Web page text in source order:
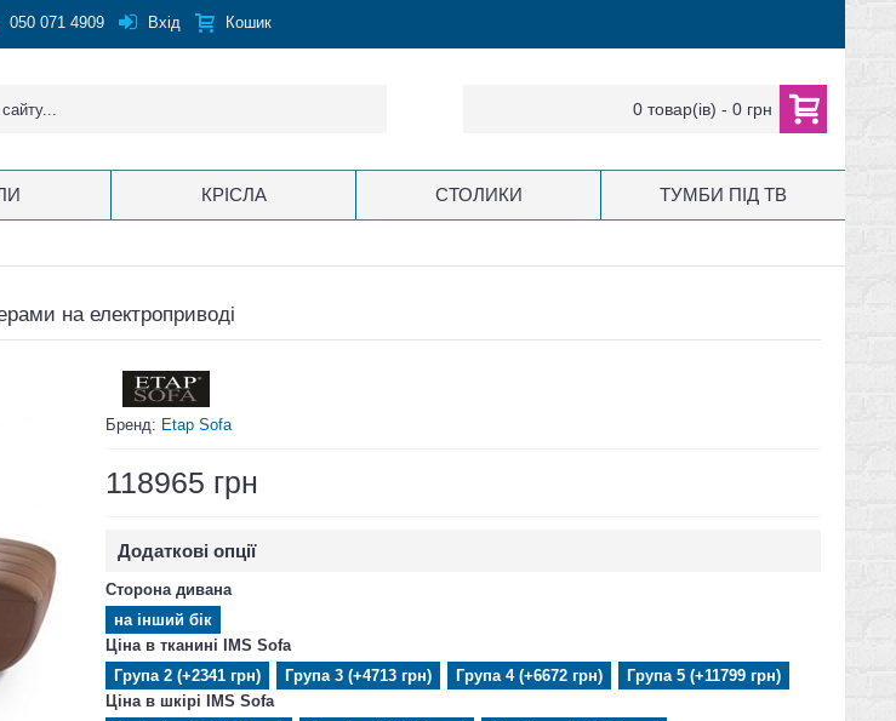
050 071 4909 Вхід Кошик
0 товар(ів) - 0 грн
КРІСЛА СТОЛИКИ ТУМБИ ПІД ТВ
на електроприводі
Бренд: Etap Sofa
118965 грн
Додаткові опції
Сторона дивана
на інший бік
Ціна в тканині IMS Sofa
Група 2 (+2341 грн)
Група 3 (+4713 грн) Група 4 (+6672 грн)
Група 5 (+11799 грн)
Ціна в шкірі IMS Sofa